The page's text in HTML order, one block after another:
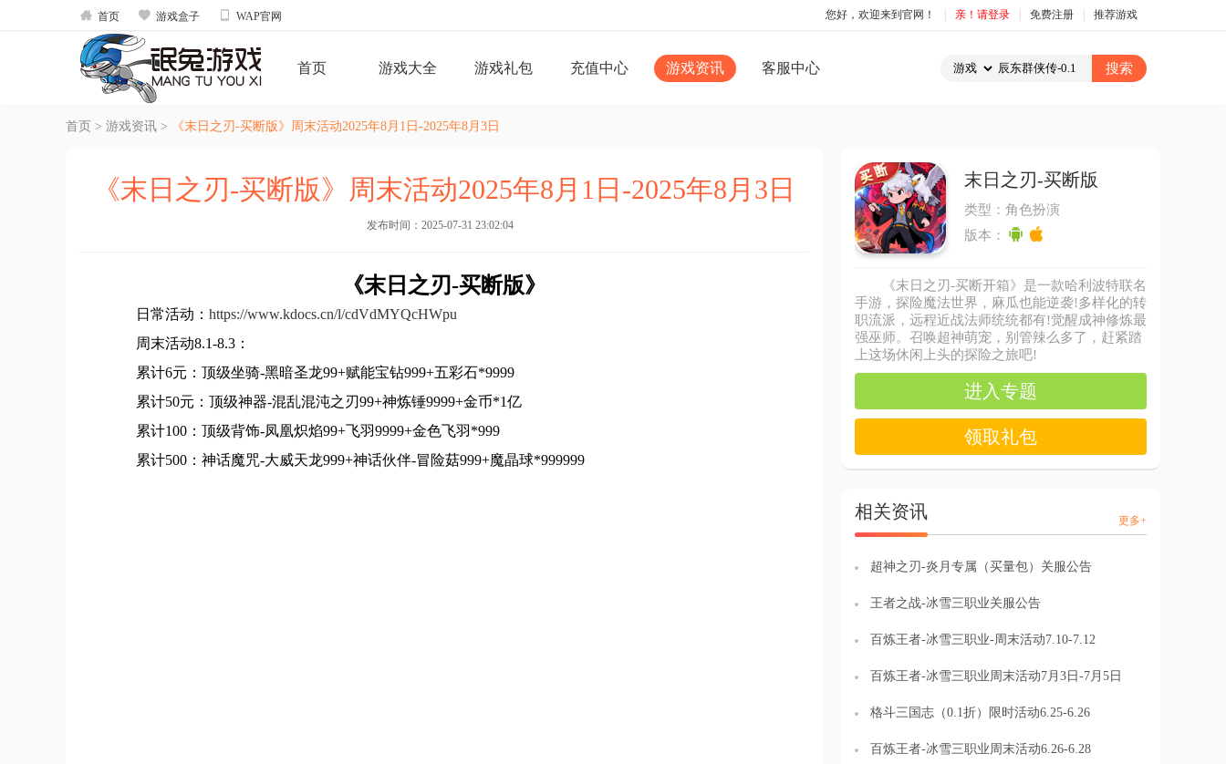
 首页  游戏盒子  WAP官网 您好，欢迎来到官网！ 亲！请登录 免费注册 推荐游戏
首页 游戏大全 游戏礼包 充值中心 游戏资讯 客服中心
首页 > 游戏资讯 > 《末日之刃-买断版》周末活动2025年8月1日-2025年8月3日
《末日之刃-买断版》周末活动2025年8月1日-2025年8月3日
发布时间：2025-07-31 23:02:04
《末日之刃-买断版》
日常活动： https://www.kdocs.cn/l/cdVdMYQcHWpu
周末活动8.1-8.3：
累计6元：顶级坐骑-黑暗圣龙99+赋能宝钻999+五彩石*9999
累计50元：顶级神器-混乱混沌之刃99+神炼锤9999+金币*1亿
累计100：顶级背饰-凤凰炽焰99+飞羽9999+金色飞羽*999
累计500：神话魔咒-大威天龙999+神话伙伴-冒险菇999+魔晶球*999999
末日之刃-买断版
类型：角色扮演
版本：
《末日之刃-买断开箱》是一款哈利波特联名
手游，探险魔法世界，麻瓜也能逆袭!多样化的转
职流派，远程近战法师统统都有!觉醒成神修炼最
强巫师。召唤超神萌宠，别管辣么多了，赶紧踏
上这场休闲上头的探险之旅吧!
进入专题
领取礼包
相关资讯 更多+
超神之刃-炎月专属（买量包）关服公告
王者之战-冰雪三职业关服公告
百炼王者-冰雪三职业-周末活动7.10-7.12
百炼王者-冰雪三职业周末活动7月3日-7月5日
格斗三国志（0.1折）限时活动6.25-6.26
百炼王者-冰雪三职业周末活动6.26-6.28